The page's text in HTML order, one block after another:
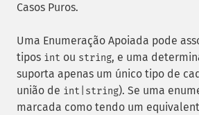
Casos Puros.
Uma Enumeração Apoiada pode
tipos int ou string, e uma
suporta apenas um único tipo de
união de int|string). Se uma
marcada como tendo um